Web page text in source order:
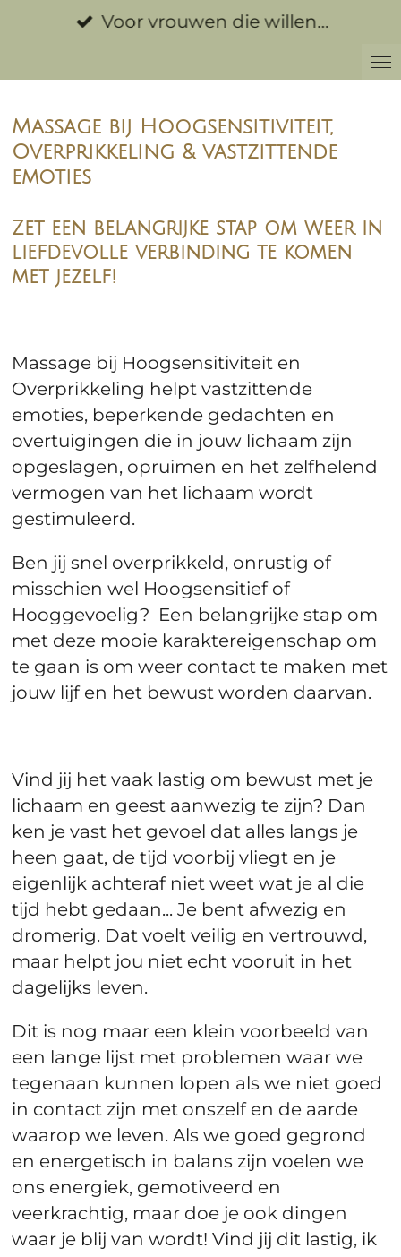
hoofdinhoud
Voor vrouwen die willen…
Massage bij Hoogsensitiviteit,
Overprikkeling & vastzittende
emoties
Zet een belangrijke stap om weer in
liefdevolle verbinding te komen
met jezelf!
Massage bij Hoogsensitiviteit en
Overprikkeling helpt vastzittende
emoties, beperkende gedachten en
overtuigingen die in jouw lichaam zijn
opgeslagen, opruimen en het zelfhelend
vermogen van het lichaam wordt
gestimuleerd.
Ben jij snel overprikkeld, onrustig of
misschien wel Hoogsensitief of
Hooggevoelig? Een belangrijke stap om
met deze mooie karaktereigenschap om
te gaan is om weer contact te maken met
jouw lijf en het bewust worden daarvan.
Vind jij het vaak lastig om bewust met je
lichaam en geest aanwezig te zijn? Dan
ken je vast het gevoel dat alles langs je
heen gaat, de tijd voorbij vliegt en je
eigenlijk achteraf niet weet wat je al die
tijd hebt gedaan... Je bent afwezig en
dromerig. Dat voelt veilig en vertrouwd,
maar helpt jou niet echt vooruit in het
dagelijks leven.
Dit is nog maar een klein voorbeeld van
een lange lijst met problemen waar we
tegenaan kunnen lopen als we niet goed
in contact zijn met onszelf en de aarde
waarop we leven. Als we goed gegrond
en energetisch in balans zijn voelen we
ons energiek, gemotiveerd en
veerkrachtig, maar doe je ook dingen
waar je blij van wordt! Vind jij dit lastig, ik